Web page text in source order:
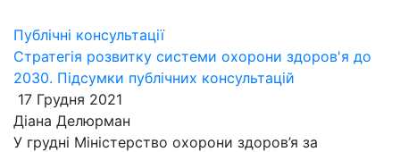
Публічні консультації
Стратегія розвитку системи охорони здоров'я до
2030. Підсумки публічних консультацій
17 Грудня 2021
Діана Делюрман
У грудні Міністерство охорони здоров’я за